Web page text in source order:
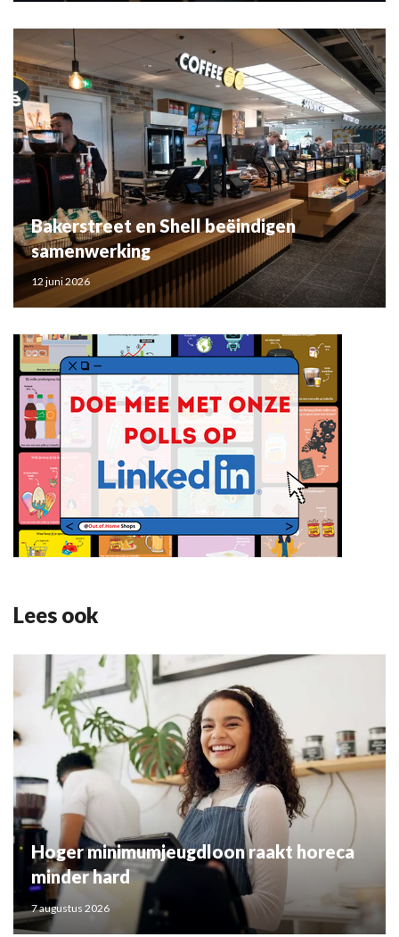
Bakerstreet en Shell beëindigen
samenwerking
12 juni 2026
Lees ook
Hoger minimumjeugdloon raakt horeca
minder hard
7 augustus 2026